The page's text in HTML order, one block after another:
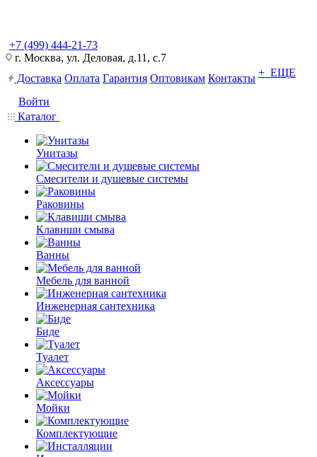
+7 (499) 444-21-73
г. Москва, ул. Деловая, д.11, с.7
Доставка Оплата Гарантия Оптовикам Контакты + ЕЩЕ
Войти
Каталог
Унитазы
Смесители и душевые системы
Раковины
Клавиши смыва
Ванны
Мебель для ванной
Инженерная сантехника
Биде
Туалет
Аксессуары
Мойки
Комплектующие